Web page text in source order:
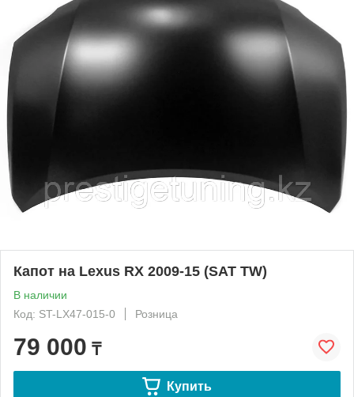
Капот на Lexus RX 2009-15 (SAT TW)
В наличии
Код: ST-LX47-015-0
Розница
79 000 ₸
Купить